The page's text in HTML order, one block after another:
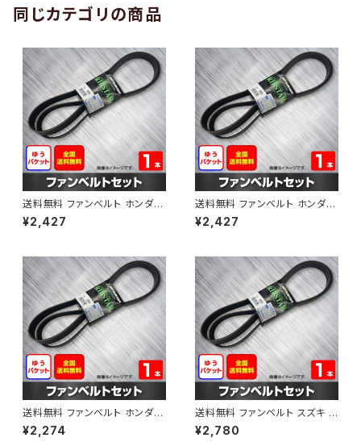
同じカテゴリの商品
送料無料 ファンベルト ホンダ
ゼスト 型式JE1 H18.03～H24.
11 （国内トップメーカー） 1本 H
¥2,427
送料無料 ファンベルト ホンダ ラ
イフ 型式JB6 H15.09～H20.1
1 （国内トップメーカー） 1本 HA
¥2,427
送料無料 ファンベルト ホンダ フ
ィット 型式GE6 H19.10～H25.
09 （国内トップメーカー） 1本 H
¥2,274
送料無料 ファンベルト スズキ ス
ペーシア 型式MK32S H25.03
～H30.02 （国内トップメーカ
¥2,780